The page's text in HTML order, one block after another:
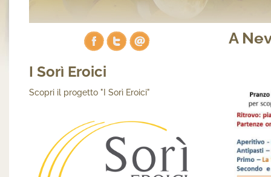
I Sorì Eroici
Scopri il progetto "I Sorì Eroici"
A